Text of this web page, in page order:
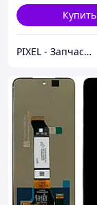
Купить
PIXEL - Запчастини для телефону